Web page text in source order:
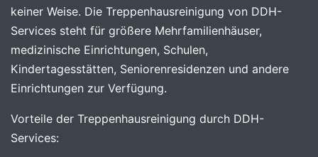
keiner Weise. Die Treppenhausreinigung von DDH-
Services steht für größere Mehrfamilienhäuser,
medizinische Einrichtungen, Schulen,
Kindertagesstätten, Seniorenresidenzen und andere
Einrichtungen zur Verfügung.
Vorteile der Treppenhausreinigung durch DDH-
Services: